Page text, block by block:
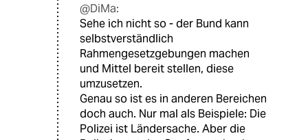
@DiMa:
Sehe ich nicht so - der Bund kann
selbstverständlich
Rahmengesetzgebungen machen
und Mittel bereit stellen, diese
umzusetzen.
Genau so ist es in anderen Bereichen
doch auch. Nur mal als Beispiele: Die
Polizei ist Ländersache. Aber die